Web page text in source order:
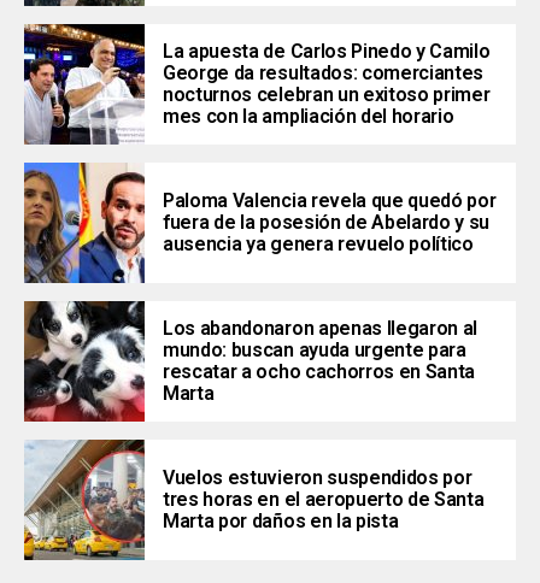
La apuesta de Carlos Pinedo y Camilo
George da resultados: comerciantes
nocturnos celebran un exitoso primer
mes con la ampliación del horario
Paloma Valencia revela que quedó por
fuera de la posesión de Abelardo y su
ausencia ya genera revuelo político
Los abandonaron apenas llegaron al
mundo: buscan ayuda urgente para
rescatar a ocho cachorros en Santa
Marta
Vuelos estuvieron suspendidos por
tres horas en el aeropuerto de Santa
Marta por daños en la pista